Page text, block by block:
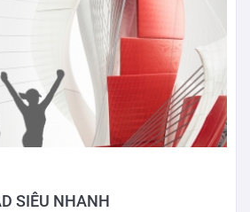
SIÊU NHANH